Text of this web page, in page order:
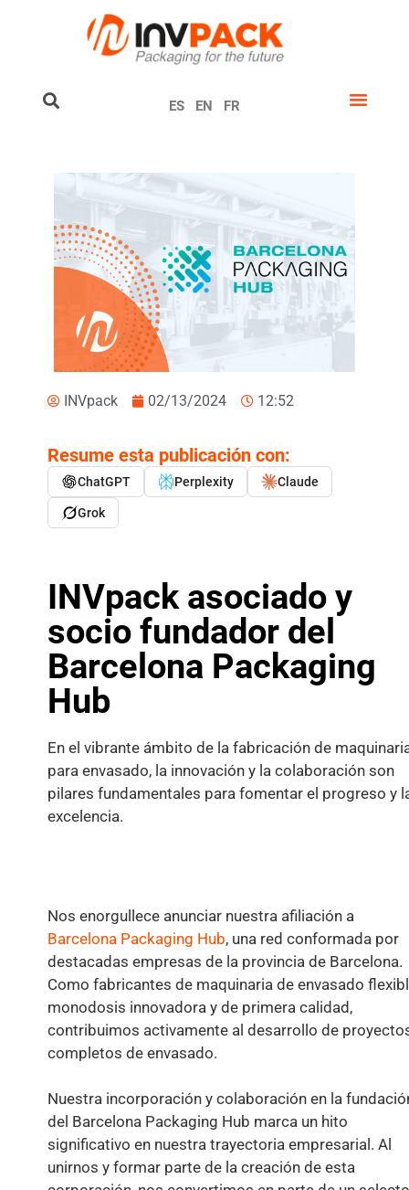
ES EN FR
INVpack 02/13/2024 12:52
Resume esta publicación con:
ChatGPT Perplexity Claude
Grok
INVpack asociado y
socio fundador del
Barcelona Packaging
Hub
En el vibrante ámbito de la fabricación de
para envasado, la innovación y la colaboración son
pilares fundamentales para fomentar el progreso y
excelencia.
Nos enorgullece anunciar nuestra afiliación a
Barcelona Packaging Hub, una red conformada por
destacadas empresas de la provincia de Barcelona.
Como fabricantes de maquinaria de envasado
monodosis innovadora y de primera calidad,
contribuimos activamente al desarrollo de
completos de envasado.
Nuestra incorporación y colaboración en la
del Barcelona Packaging Hub marca un hito
significativo en nuestra trayectoria empresarial. Al
unirnos y formar parte de la creación de esta